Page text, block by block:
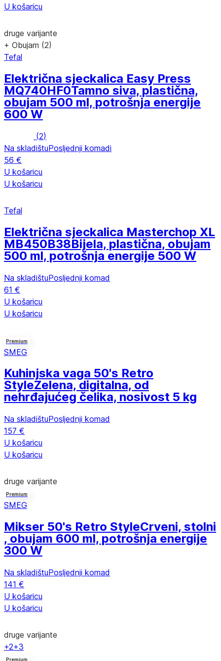
U košaricu
druge varijante
+ Obujam (2)
Tefal
Električna sjeckalica Easy Press
MQ740HF0Tamno siva, plastična,
obujam 500 ml, potrošnja energije
600 W
(2)
Na skladištuPosljednji komadi
56 €
U košaricu
U košaricu
Tefal
Električna sjeckalica Masterchop XL
MB450B38Bijela, plastična, obujam
500 ml, potrošnja energije 500 W
Na skladištuPosljednji komad
61 €
U košaricu
U košaricu
Premium
SMEG
Kuhinjska vaga 50's Retro
StyleZelena, digitalna, od
nehrđajućeg čelika, nosivost 5 kg
Na skladištuPosljednji komad
157 €
U košaricu
U košaricu
druge varijante
Premium
SMEG
Mikser 50's Retro StyleCrveni, stolni
, obujam 600 ml, potrošnja energije
300 W
Na skladištuPosljednji komad
141 €
U košaricu
U košaricu
druge varijante
+2+3
Premium